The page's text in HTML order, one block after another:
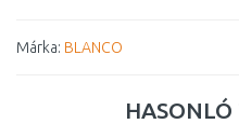
Márka: BLANCO